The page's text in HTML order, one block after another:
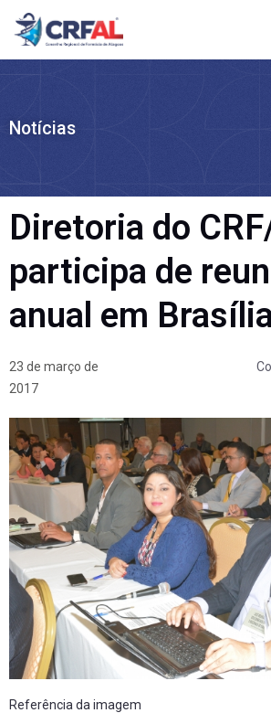
Ir
para
Notícias
Diretoria do
participa de
anual em
23 de março de
2017
Referência da imagem